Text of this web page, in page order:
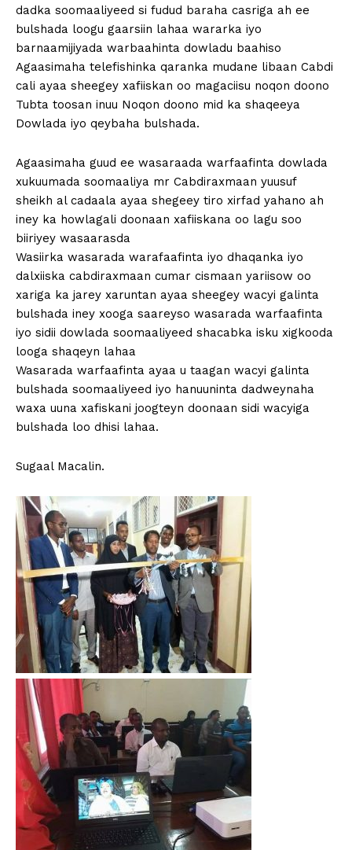
dadka soomaaliyeed si fudud baraha casriga ah ee
bulshada loogu gaarsiin lahaa wararka iyo
barnaamijiyada warbaahinta dowladu baahiso
Agaasimaha telefishinka qaranka mudane libaan Cabdi
cali ayaa sheegey xafiiskan oo magaciisu noqon doono
Tubta toosan inuu Noqon doono mid ka shaqeeya
Dowlada iyo qeybaha bulshada.
Agaasimaha guud ee wasaraada warfaafinta dowlada
xukuumada soomaaliya mr Cabdiraxmaan yuusuf
sheikh al cadaala ayaa shegeey tiro xirfad yahano ah
iney ka howlagali doonaan xafiiskana oo lagu soo
biiriyey wasaarasda
Wasiirka wasarada warafaafinta iyo dhaqanka iyo
dalxiiska cabdiraxmaan cumar cismaan yariisow oo
xariga ka jarey xaruntan ayaa sheegey wacyi galinta
bulshada iney xooga saareyso wasarada warfaafinta
iyo sidii dowlada soomaaliyeed shacabka isku xigkooda
looga shaqeyn lahaa
Wasarada warfaafinta ayaa u taagan wacyi galinta
bulshada soomaaliyeed iyo hanuuninta dadweynaha
waxa uuna xafiskani joogteyn doonaan sidi wacyiga
bulshada loo dhisi lahaa.
Sugaal Macalin.